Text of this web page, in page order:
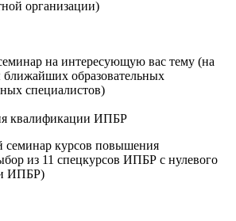
организации)
на интересующую вас тему (на
образовательных
специалистов)
квалификации ИПБР
семинар курсов повышения
из 11 спецкурсов ИПБР с нулевого
ИПБР)